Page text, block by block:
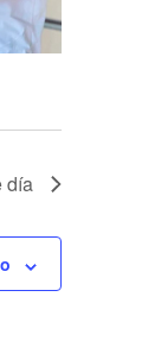
día